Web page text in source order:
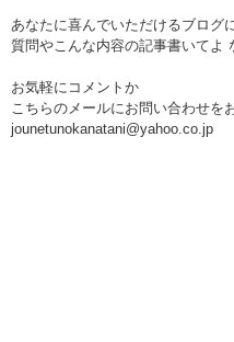
あなたに喜んでいただけるブログ
質問やこんな内容の記事書いてよ
お気軽にコメントか
こちらのメールにお問い合わせを
jounetunokanatani@yahoo.co.jp